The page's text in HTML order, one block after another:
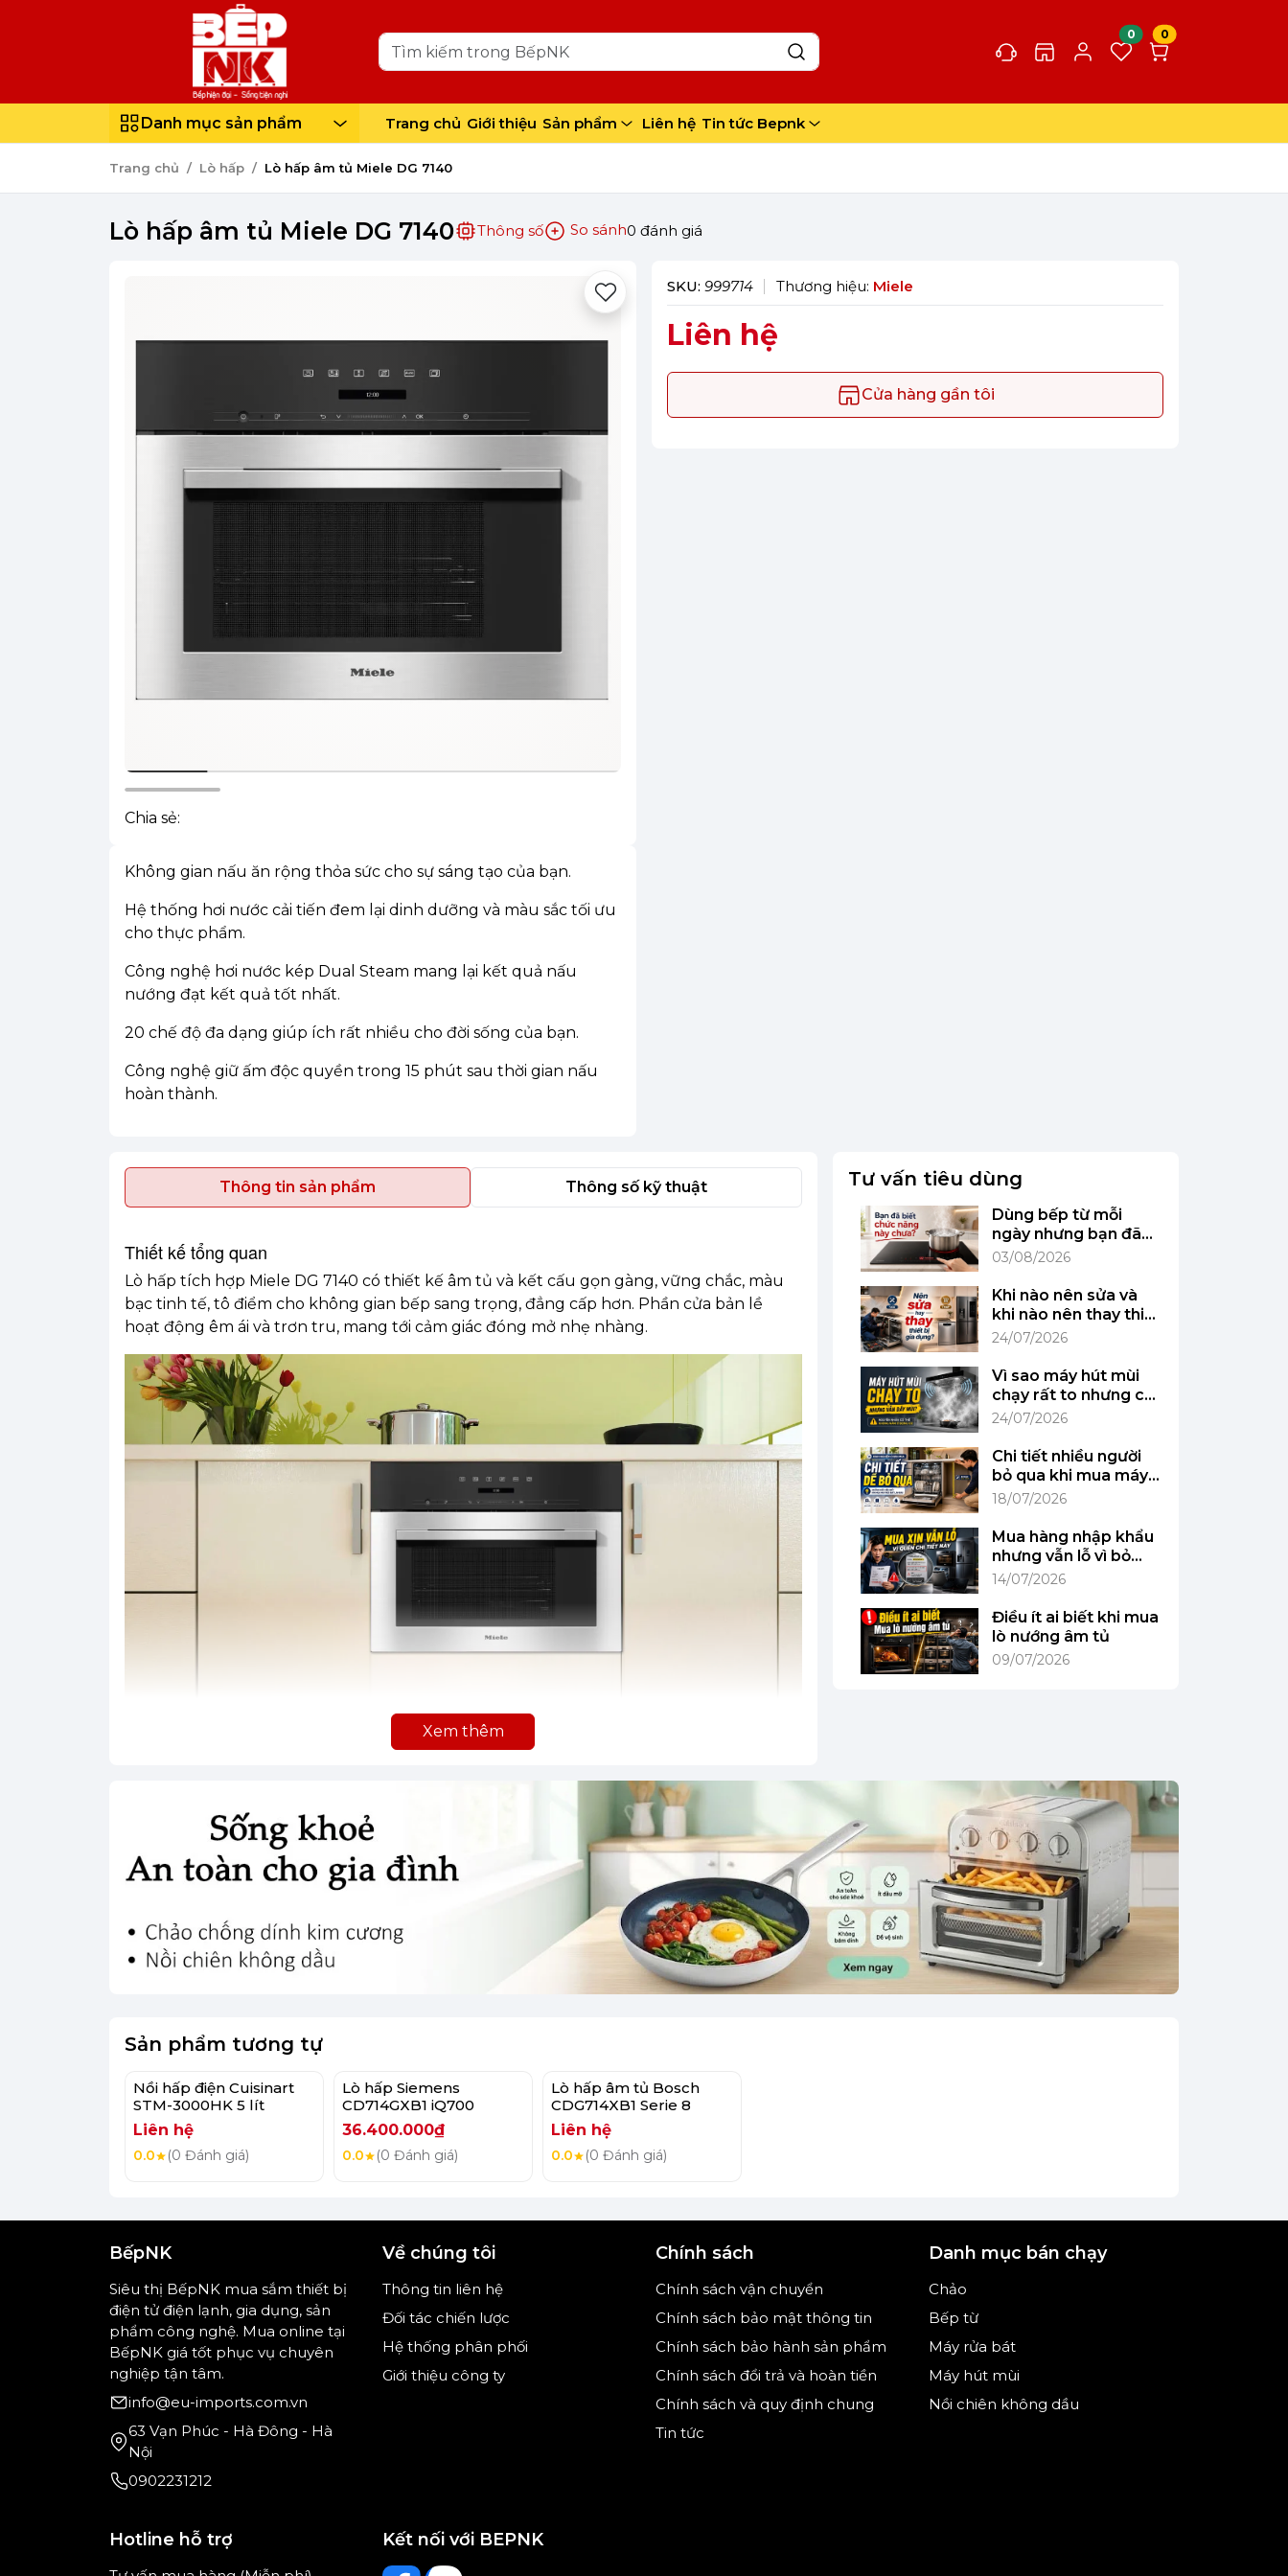
0 0
Danh mục sản phẩm Trang chủ Giới thiệu Sản phẩm Liên hệ Tin tức Bepnk
Trang chủ Lò hấp Lò hấp âm tủ Miele DG 7140
Lò hấp âm tủ Miele DG 7140 Thông số So sánh0 đánh giá
Chia sẻ:
Không gian nấu ăn rộng thỏa sức cho sự sáng tạo của bạn.
Hệ thống hơi nước cải tiến đem lại dinh dưỡng và màu sắc tối ưu
cho thực phẩm.
Công nghệ hơi nước kép Dual Steam mang lại kết quả nấu
nướng đạt kết quả tốt nhất.
20 chế độ đa dạng giúp ích rất nhiều cho đời sống của bạn.
Công nghệ giữ ấm độc quyền trong 15 phút sau thời gian nấu
hoàn thành.
SKU: 999714 Thương hiệu: Miele
Liên hệ
Cửa hàng gần tôi
Thông tin sản phẩm Thông số kỹ thuật
Thiết kế tổng quan
Lò hấp tích hợp Miele DG 7140 có thiết kế âm tủ và kết cấu gọn gàng, vững chắc, màu
bạc tinh tế, tô điểm cho không gian bếp sang trọng, đẳng cấp hơn. Phần cửa bản lề
hoạt động êm ái và trơn tru, mang tới cảm giác đóng mở nhẹ nhàng.
(Hình ảnh mang tính minh họa)
Khoang hấp bên trong lò được thiết kế bằng chất liệu thép không gỉ, cùng cấu trúc vải
lanh giúp bạn dễ dàng vệ sinh, tiết kiệm thời gian và công sức đáng kể.
(Hình ảnh mang tính minh họa)
Bảng điều khiển cảm biến trực quan DirectSensor S với 29 ngôn ngữ khác nhau dễ
dàng thao tác và lựa chọn chế độ phù hợp với từng nhu cầu sử dụng của gia đình bạn.
Xem thêm
Tư vấn tiêu dùng
Dùng bếp từ mỗi
ngày nhưng bạn đã
biết chức năng này
03/08/2026
Khi nào nên sửa và
khi nào nên thay thiết
bị gia dụng?
24/07/2026
Vì sao máy hút mùi
chạy rất to nhưng căn
bếp vẫn đầy mùi?
24/07/2026
Chi tiết nhiều người
bỏ qua khi mua máy
rửa bát lần đầu
18/07/2026
Mua hàng nhập khẩu
nhưng vẫn lỗ vì bỏ
qua chi tiết này
14/07/2026
Điều ít ai biết khi mua
lò nướng âm tủ
09/07/2026
Sản phẩm tương tự
Nồi hấp điện Cuisinart
STM-3000HK 5 lít
Liên hệ
0.0 (0 Đánh giá)
Lò hấp Siemens
CD714GXB1 iQ700
36.400.000₫
0.0 (0 Đánh giá)
Lò hấp âm tủ Bosch
CDG714XB1 Serie 8
Liên hệ
0.0 (0 Đánh giá)
BếpNK
Siêu thị BếpNK mua sắm thiết bị
điện tử điện lạnh, gia dụng, sản
phẩm công nghệ. Mua online tại
BếpNK giá tốt phục vụ chuyên
nghiệp tận tâm.
info@eu-imports.com.vn
63 Vạn Phúc - Hà Đông - Hà
Nội
0902231212
Về chúng tôi
Thông tin liên hệ
Đối tác chiến lược
Hệ thống phân phối
Giới thiệu công ty
Chính sách
Chính sách vận chuyển
Chính sách bảo mật thông tin
Chính sách bảo hành sản phẩm
Chính sách đổi trả và hoàn tiền
Chính sách và quy định chung
Tin tức
Danh mục bán chạy
Chảo
Bếp từ
Máy rửa bát
Máy hút mùi
Nồi chiên không dầu
Hotline hỗ trợ Kết nối với BEPNK